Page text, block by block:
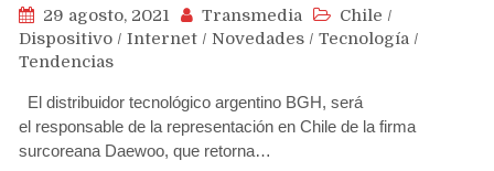
29 agosto, 2021 Transmedia Chile /
Dispositivo / Internet / Novedades / Tecnología /
Tendencias
El distribuidor tecnológico argentino BGH, será
el responsable de la representación en Chile de la firma
surcoreana Daewoo, que retorna…